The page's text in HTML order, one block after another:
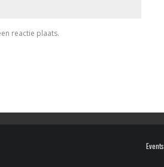
reactie plaats.
Events